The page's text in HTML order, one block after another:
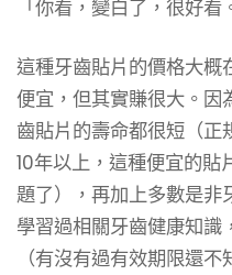
「你看，變白了，很好看
這種牙齒貼片的價格大概
便宜，但其實賺很大。因
齒貼片的壽命都很短（
10年以上，這種便宜的貼
題了），再加上多數是非
學習過相關牙齒健康知
（有沒有過有效期限還